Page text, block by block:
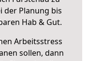
der Planung bis
Hab & Gut.
Arbeitsstress
sollen, dann